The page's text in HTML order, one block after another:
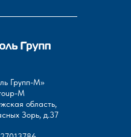
Групп-М»
М
область,
Зорь, д.37